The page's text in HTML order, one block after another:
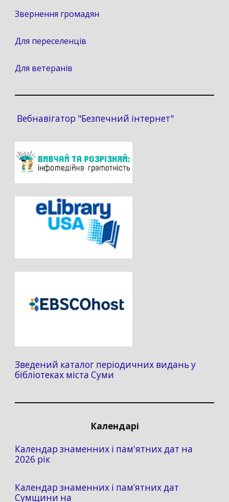
Звернення громадян
Для переселенців
Для ветеранів
Вебнавігатор "Безпечний інтернет"
Зведений каталог періодичних видань у
бібліотеках міста Суми
Календарі
Календар знаменних і пам'ятних дат на
2026 рік
Календар знаменних і пам’ятних дат
Сумщини на